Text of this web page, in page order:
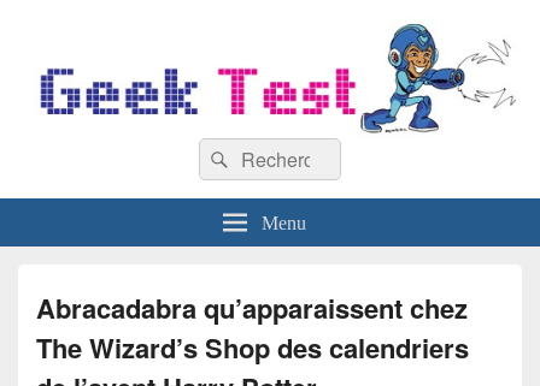
Recherche :
Rechercher
Menu
Abracadabra qu’apparaissent chez
The Wizard’s Shop des calendriers